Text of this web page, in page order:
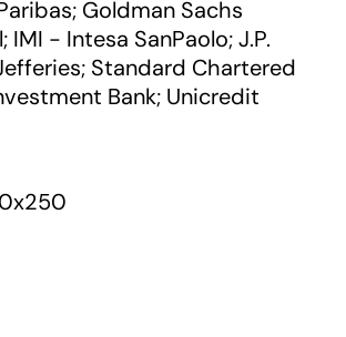
; Goldman Sachs
; IMI - Intesa SanPaolo; J.P.
; Standard Chartered
Bank; Unicredit